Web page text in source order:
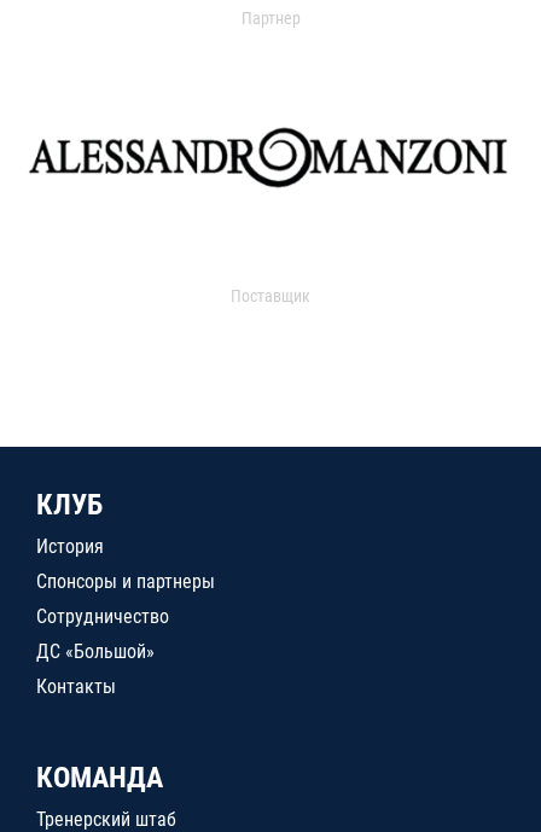
Партнер
Поставщик
КЛУБ
История
Спонсоры и партнеры
Сотрудничество
ДС «Большой»
Контакты
КОМАНДА
Тренерский штаб